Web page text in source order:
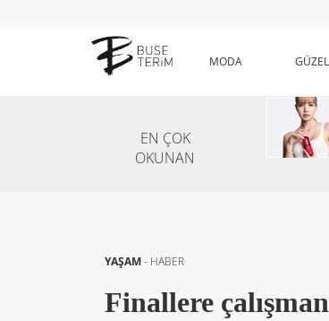
MODA
EN ÇOK
OKUNAN
YAŞAM- HABER
Finallere